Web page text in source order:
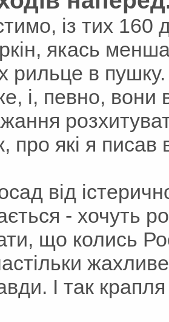
із тих 160
якась
рильце в пушку.
і, певно, вони
про які я писав
від
- хочуть
що колись
І так